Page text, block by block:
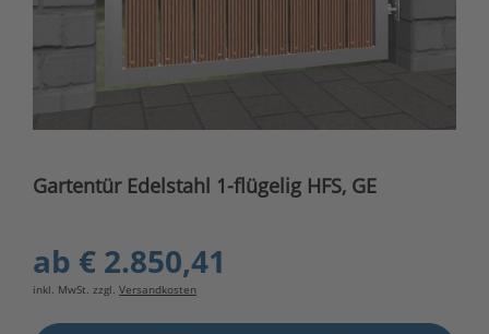
Gartentür Edelstahl 1-flügelig HFS, GE
ab € 2.850,41
inkl. MwSt. zzgl. Versandkosten